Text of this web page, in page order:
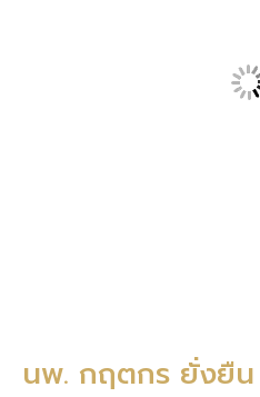
นพ. กฤตกร ยั่งยืน